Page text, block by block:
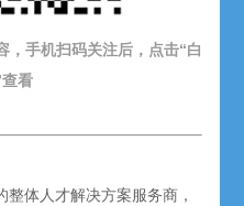
，手机扫码关注后，点击“白
看
体人才解决方案服务商，